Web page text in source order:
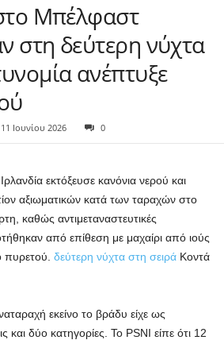
Μπέλφαστ
στη δεύτερη νύχτα
ανέπτυξε
11 Ιουνίου 2026 0
εκτόξευσε κανόνια νερού και
αξιωματικών κατά των ταραχών στο
καθώς αντιμεταναστευτικές
από επίθεση με μαχαίρι από ιούς
πυρετού. δεύτερη νύχτα στη σειρά Κοντά
εκείνο το βράδυ είχε ως
και δύο κατηγορίες. Το PSNI είπε ότι 12